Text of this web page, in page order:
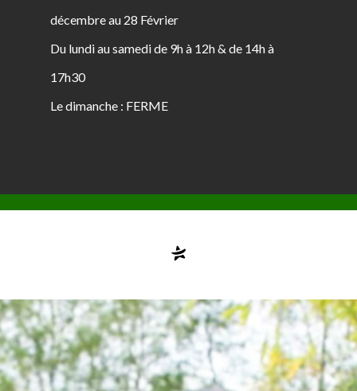
décembre au 28 Février
Du lundi au samedi de 9h à 12h & de 14h à
17h30
Le dimanche : FERME